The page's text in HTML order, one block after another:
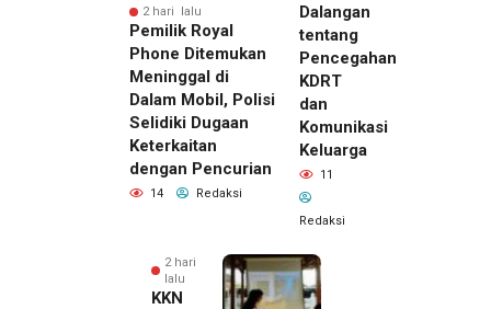
2 hari lalu
Pemilik Royal
Phone Ditemukan
Meninggal di
Dalam Mobil, Polisi
Selidiki Dugaan
Keterkaitan
dengan Pencurian
14 Redaksi
Dalangan
tentang
Pencegahan
KDRT
dan
Komunikasi
Keluarga
11
Redaksi
2 hari
lalu
KKN